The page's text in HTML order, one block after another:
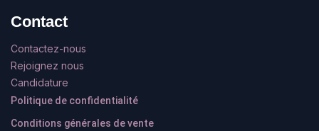
Contact
Contactez-nous
Rejoignez nous
Candidature
Politique de confidentialité
Conditions générales de vente